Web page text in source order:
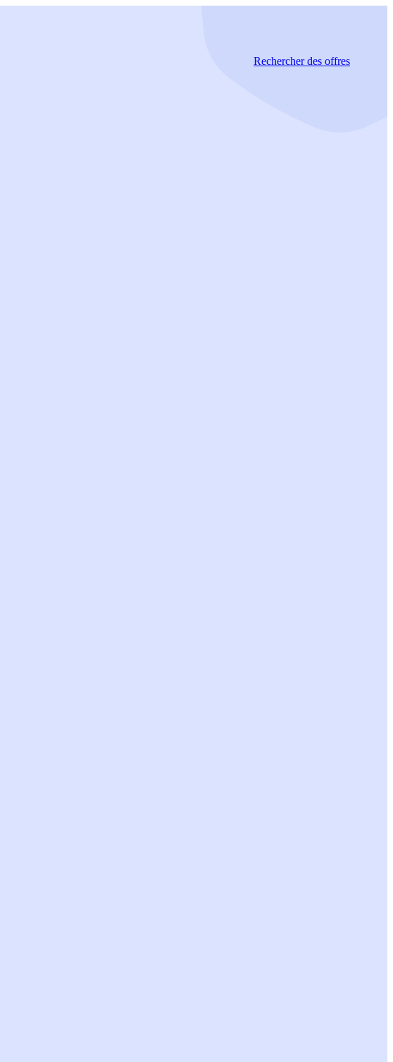
Rechercherdes offres